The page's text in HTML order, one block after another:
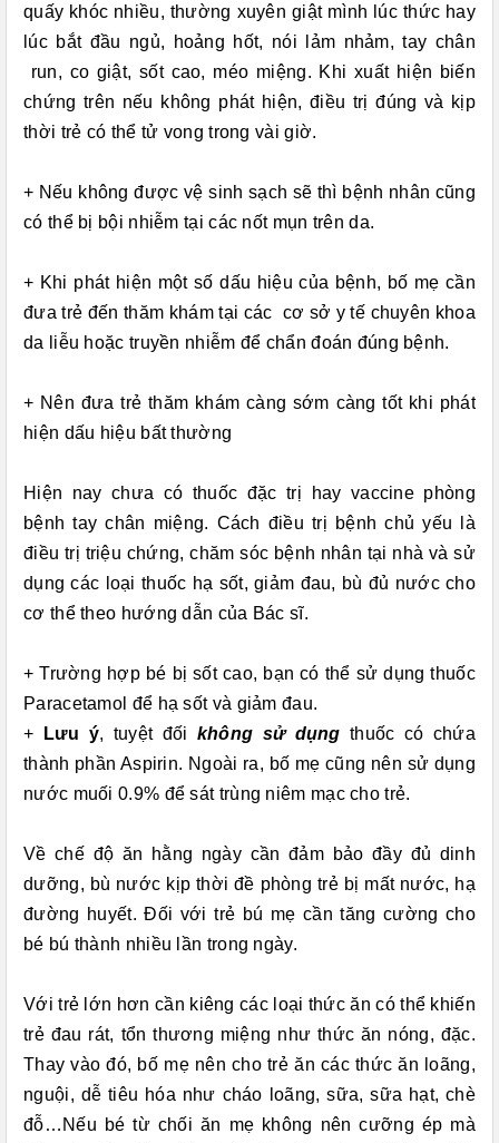
quấy khóc nhiều, thường xuyên giật mình lúc thức hay
lúc bắt đầu ngủ, hoảng hốt, nói lảm nhảm, tay chân
run, co giật, sốt cao, méo miệng. Khi xuất hiện biến
chứng trên nếu không phát hiện, điều trị đúng và kịp
thời trẻ có thể tử vong trong vài giờ.
+ Nếu không được vệ sinh sạch sẽ thì bệnh nhân cũng
có thể bị bội nhiễm tại các nốt mụn trên da.
+ Khi phát hiện một số dấu hiệu của bệnh, bố mẹ cần
đưa trẻ đến thăm khám tại các cơ sở y tế chuyên khoa
da liễu hoặc truyền nhiễm để chẩn đoán đúng bệnh.
+ Nên đưa trẻ thăm khám càng sớm càng tốt khi phát
hiện dấu hiệu bất thường
Hiện nay chưa có thuốc đặc trị hay vaccine phòng
bệnh tay chân miệng. Cách điều trị bệnh chủ yếu là
điều trị triệu chứng, chăm sóc bệnh nhân tại nhà và sử
dụng các loại thuốc hạ sốt, giảm đau, bù đủ nước cho
cơ thể theo hướng dẫn của Bác sĩ.
+ Trường hợp bé bị sốt cao, bạn có thể sử dụng thuốc
Paracetamol để hạ sốt và giảm đau.
+
Lưu ý, tuyệt đối không sử dụng thuốc có chứa
thành phần Aspirin. Ngoài ra, bố mẹ cũng nên sử dụng
nước muối 0.9% để sát trùng niêm mạc cho trẻ.
Về chế độ ăn hằng ngày cần đảm bảo đầy đủ dinh
dưỡng, bù nước kịp thời đề phòng trẻ bị mất nước, hạ
đường huyết. Đối với trẻ bú mẹ cần tăng cường cho
bé bú thành nhiều lần trong ngày.
Với trẻ lớn hơn cần kiêng các loại thức ăn có thể khiến
trẻ đau rát, tổn thương miệng như thức ăn nóng, đặc.
Thay vào đó, bố mẹ nên cho trẻ ăn các thức ăn loãng,
nguội, dễ tiêu hóa như cháo loãng, sữa, sữa hạt, chè
đỗ…Nếu bé từ chối ăn mẹ không nên cưỡng ép mà